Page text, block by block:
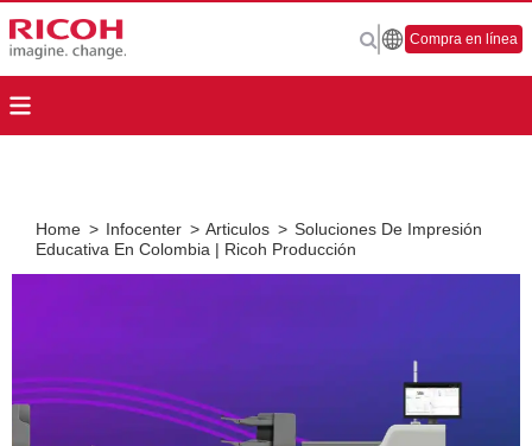
Compra en línea
Home > Infocenter > Articulos > Soluciones De Impresión
Educativa En Colombia | Ricoh Producción